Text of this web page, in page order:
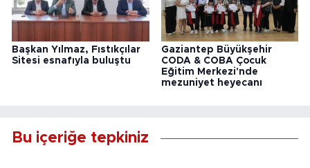
Başkan Yılmaz, Fıstıkçılar
Sitesi esnafıyla buluştu
Gaziantep Büyükşehir
CODA & COBA Çocuk
Eğitim Merkezi'nde
mezuniyet heyecanı
Bu içeriğe tepkiniz